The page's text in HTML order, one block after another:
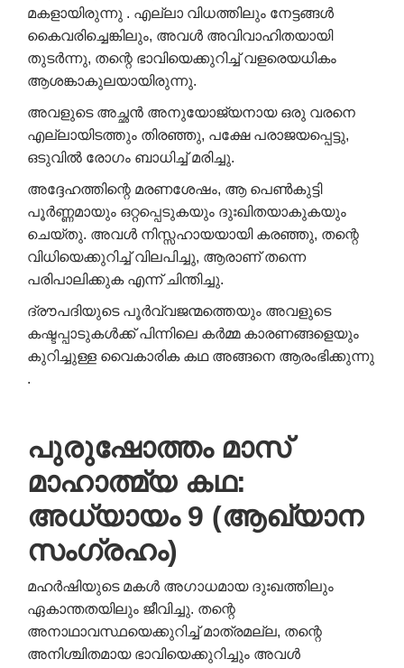
മകളായിരുന്നു . എല്ലാ വിധത്തിലും നേട്ടങ്ങൾ
കൈവരിച്ചെങ്കിലും, അവൾ അവിവാഹിതയായി
തുടർന്നു, തന്റെ ഭാവിയെക്കുറിച്ച് വളരെയധികം
ആശങ്കാകുലയായിരുന്നു.
അവളുടെ അച്ഛൻ അനുയോജ്യനായ ഒരു വരനെ
എല്ലായിടത്തും തിരഞ്ഞു, പക്ഷേ പരാജയപ്പെട്ടു,
ഒടുവിൽ രോഗം ബാധിച്ച് മരിച്ചു.
അദ്ദേഹത്തിന്റെ മരണശേഷം, ആ പെൺകുട്ടി
പൂർണ്ണമായും ഒറ്റപ്പെടുകയും ദുഃഖിതയാകുകയും
ചെയ്തു. അവൾ നിസ്സഹായയായി കരഞ്ഞു, തന്റെ
വിധിയെക്കുറിച്ച് വിലപിച്ചു, ആരാണ് തന്നെ
പരിപാലിക്കുക എന്ന് ചിന്തിച്ചു.
ദ്രൗപദിയുടെ പൂർവ്വജന്മത്തെയും അവളുടെ
കഷ്ടപ്പാടുകൾക്ക് പിന്നിലെ കർമ്മ കാരണങ്ങളെയും
കുറിച്ചുള്ള വൈകാരിക കഥ അങ്ങനെ ആരംഭിക്കുന്നു
.
പുരുഷോത്തം മാസ്
മാഹാത്മ്യ കഥ:
അധ്യായം 9 (ആഖ്യാന
സംഗ്രഹം)
മഹർഷിയുടെ മകൾ അഗാധമായ ദുഃഖത്തിലും
ഏകാന്തതയിലും ജീവിച്ചു. തന്റെ
അനാഥാവസ്ഥയെക്കുറിച്ച് മാത്രമല്ല, തന്റെ
അനിശ്ചിതമായ ഭാവിയെക്കുറിച്ചും അവൾ